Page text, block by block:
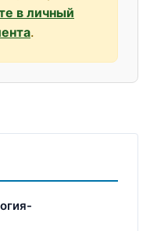
в личный
.